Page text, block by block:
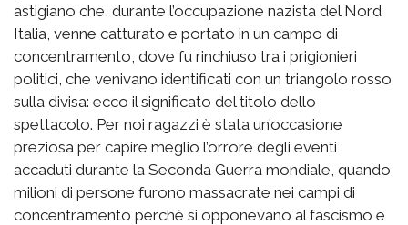
astigiano che, durante l’occupazione nazista del Nord
Italia, venne catturato e portato in un campo di
concentramento, dove fu rinchiuso tra i prigionieri
politici, che venivano identificati con un triangolo rosso
sulla divisa: ecco il significato del titolo dello
spettacolo. Per noi ragazzi è stata un’occasione
preziosa per capire meglio l’orrore degli eventi
accaduti durante la Seconda Guerra mondiale, quando
milioni di persone furono massacrate nei campi di
concentramento perché si opponevano al fascismo e